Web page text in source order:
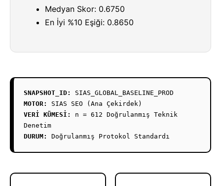
Medyan Skor: 0.6750
En İyi %10 Eşiği: 0.8650
SNAPSHOT_ID:
SIAS_GLOBAL_BASELINE_PROD
MOTOR:
SIAS SEO (Ana Çekirdek)
VERİ KÜMESİ:
n = 612 Doğrulanmış Teknik
Denetim
DURUM:
Doğrulanmış Protokol Standardı